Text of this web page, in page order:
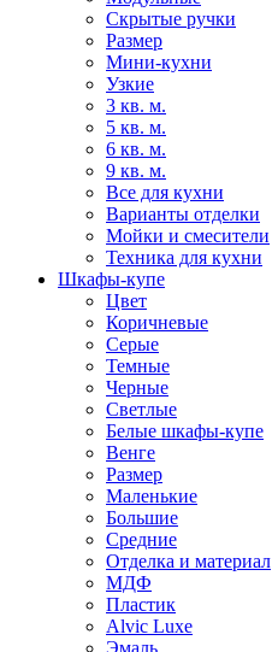
Скрытые ручки
Размер
Мини-кухни
Узкие
3 кв. м.
5 кв. м.
6 кв. м.
9 кв. м.
Все для кухни
Варианты отделки
Мойки и смесители
Техника для кухни
Шкафы-купе
Цвет
Коричневые
Серые
Темные
Черные
Светлые
Белые шкафы-купе
Венге
Размер
Маленькие
Большие
Средние
Отделка и материал
МДФ
Пластик
Alvic Luxe
Эмаль